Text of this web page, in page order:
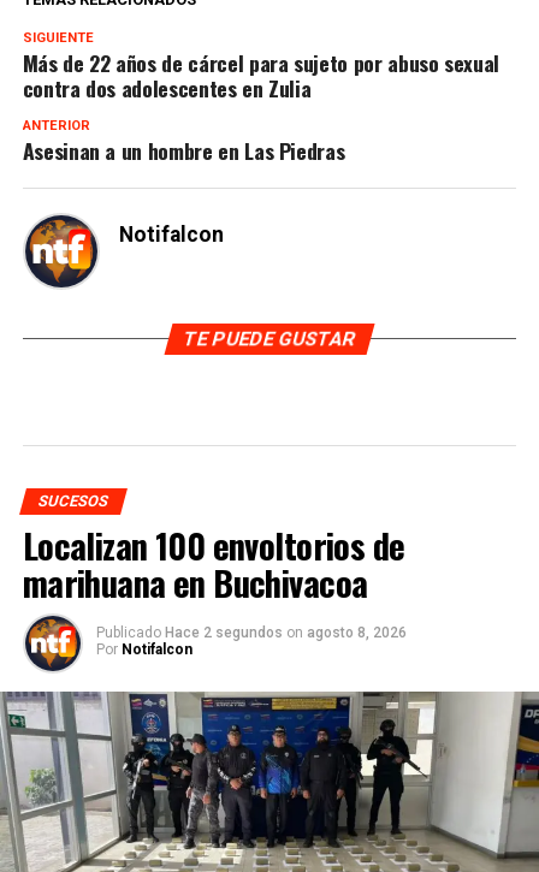
SIGUIENTE
Más de 22 años de cárcel para sujeto por abuso sexual
contra dos adolescentes en Zulia
ANTERIOR
Asesinan a un hombre en Las Piedras
Notifalcon
TE PUEDE GUSTAR
SUCESOS
Localizan 100 envoltorios de
marihuana en Buchivacoa
Publicado Hace 2 segundos on agosto 8, 2026
Por Notifalcon